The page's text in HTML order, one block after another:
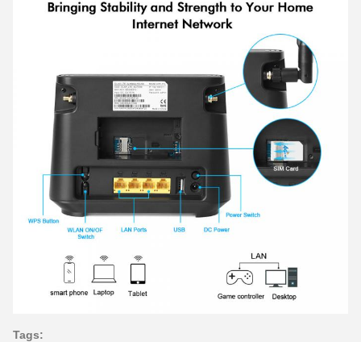
Tags: